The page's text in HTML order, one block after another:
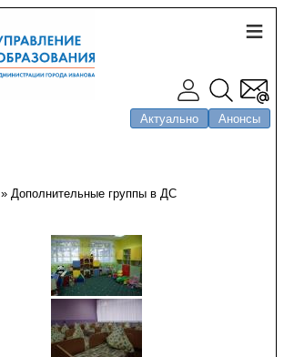
Актуально Анонсы
» Дополнительные группы в ДС